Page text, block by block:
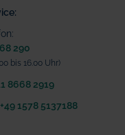
290
bis 16.00 Uhr)
8668 2919
+49 1578 5137188